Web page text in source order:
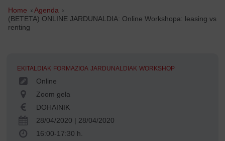
Home »Agenda »
(BETETA) ONLINE JARDUNALDIA: Online Workshopa: leasing vs
renting
EKITALDIAK FORMAZIOA JARDUNALDIAK WORKSHOP
Online
Zoom gela
DOHAINIK
28/04/2020 | 28/04/2020
16:00-17:30 h.